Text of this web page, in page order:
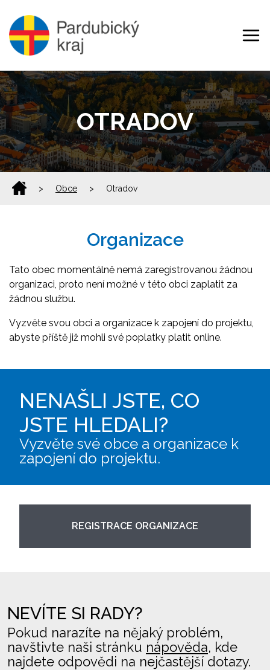
OTRADOV
> Obce > Otradov
Organizace
Tato obec momentálně nemá zaregistrovanou žádnou
organizaci, proto není možné v této obci zaplatit za
žádnou službu.
Vyzvěte svou obci a organizace k zapojení do projektu,
abyste příště již mohli své poplatky platit online.
NENAŠLI JSTE, CO
JSTE HLEDALI?
Vyzvěte své obce a organizace k
zapojení do projektu.
REGISTRACE ORGANIZACE
NEVÍTE SI RADY?
Pokud narazíte na nějaký problém,
navštivte naši stránku nápověda, kde
najdete odpovědi na nejčastější dotazy.